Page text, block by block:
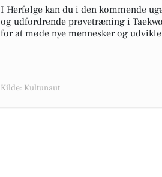
I Herfølge kan du i den kommende
og udfordrende prøvetræning i
for at møde nye mennesker og
Kilde: Kultunaut